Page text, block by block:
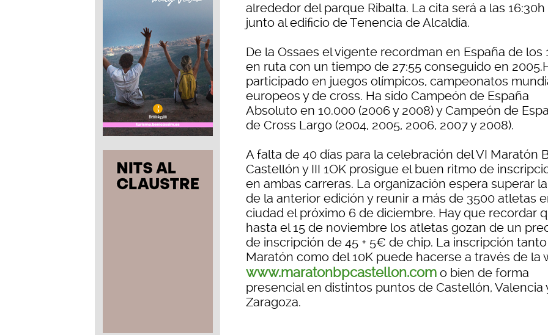
alrededor del parque Ribalta. La cita será a las 16:30h
junto al edificio de Tenencia de Alcaldía.
De la Ossaes el vigente recordman en España de los
en ruta con un tiempo de 27:55 conseguido en
participado en juegos olímpicos, campeonatos
europeos y de cross. Ha sido Campeón de España
Absoluto en 10.000 (2006 y 2008) y Campeón de
de Cross Largo (2004, 2005, 2006, 2007 y 2008).
A falta de 40 días para la celebración del VI Maratón
Castellón y III 1OK prosigue el buen ritmo de
en ambas carreras. La organización espera superar
de la anterior edición y reunir a más de 3500 atletas
ciudad el próximo 6 de diciembre. Hay que recordar
hasta el 15 de noviembre los atletas gozan de un
de inscripción de 45 + 5€ de chip. La inscripción
Maratón como del 10K puede hacerse a través de la
www.maratonbpcastellon.com o bien de forma
presencial en distintos puntos de Castellón, Valencia
Zaragoza.